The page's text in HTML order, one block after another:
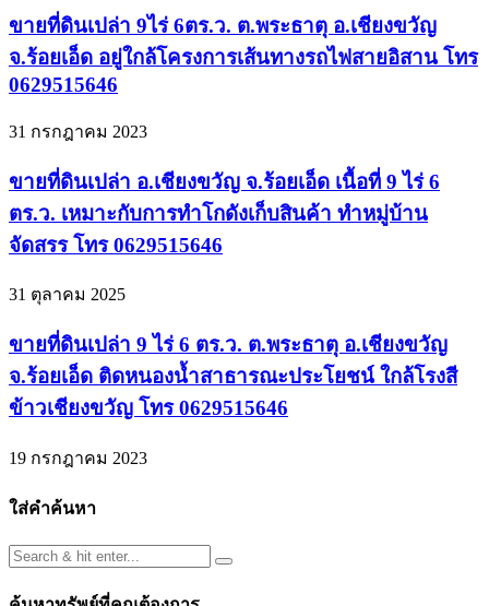
ขายที่ดินเปล่า 9ไร่ 6ตร.ว. ต.พระธาตุ อ.เชียงขวัญ
จ.ร้อยเอ็ด อยู่ใกล้โครงการเส้นทางรถไฟสายอิสาน โทร
0629515646
31 กรกฎาคม 2023
ขายที่ดินเปล่า อ.เชียงขวัญ จ.ร้อยเอ็ด เนื้อที่ 9 ไร่ 6
ตร.ว. เหมาะกับการทำโกดังเก็บสินค้า ทำหมู่บ้าน
จัดสรร โทร 0629515646
31 ตุลาคม 2025
ขายที่ดินเปล่า 9 ไร่ 6 ตร.ว. ต.พระธาตุ อ.เชียงขวัญ
จ.ร้อยเอ็ด ติดหนองน้ำสาธารณะประโยชน์ ใกล้โรงสี
ข้าวเชียงขวัญ โทร 0629515646
19 กรกฎาคม 2023
ใส่คำค้นหา